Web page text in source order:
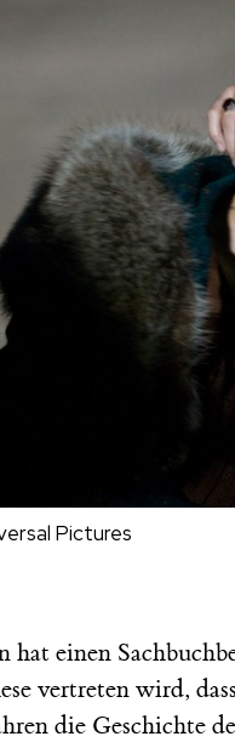
Pictures
hat einen
vertreten wird,
die Geschichte